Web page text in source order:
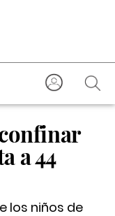
a 44
los niños de